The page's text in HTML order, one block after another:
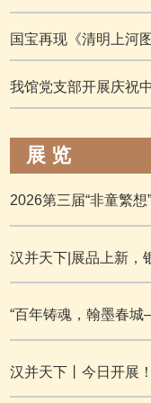
国宝再现《清明上河
我馆党支部开展庆祝
展 览
2026第三届“非童繁想
汉并天下|展品上新，
“百年铸魂，翰墨春
汉并天下丨今日开展